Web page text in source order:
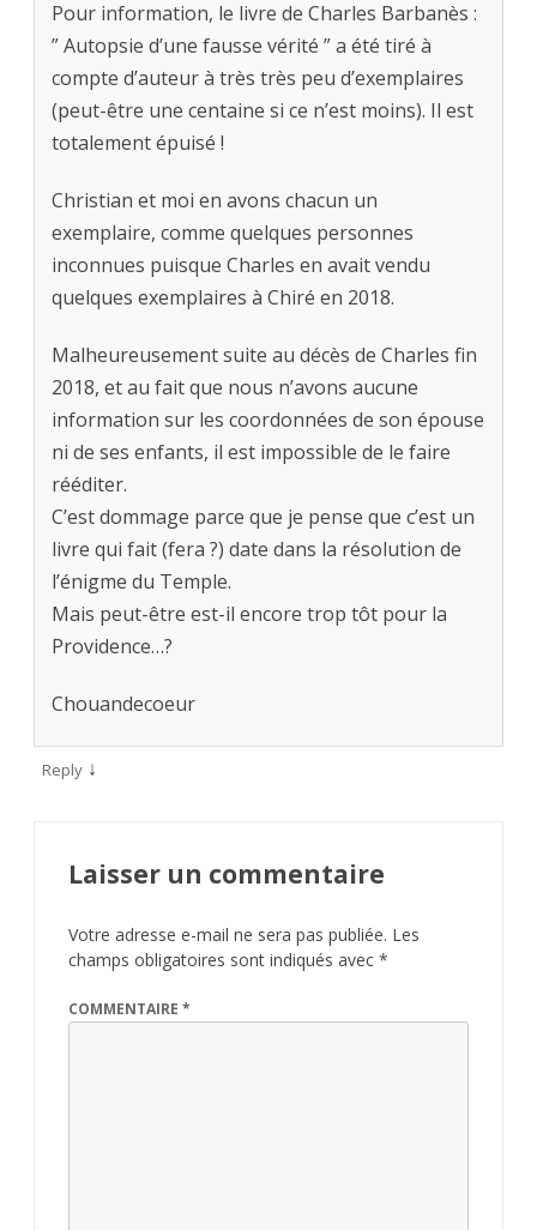
Pour information, le livre de Charles Barbanès :
” Autopsie d’une fausse vérité ” a été tiré à
compte d’auteur à très très peu d’exemplaires
(peut-être une centaine si ce n’est moins). Il est
totalement épuisé !
Christian et moi en avons chacun un
exemplaire, comme quelques personnes
inconnues puisque Charles en avait vendu
quelques exemplaires à Chiré en 2018.
Malheureusement suite au décès de Charles fin
2018, et au fait que nous n’avons aucune
information sur les coordonnées de son épouse
ni de ses enfants, il est impossible de le faire
rééditer.
C’est dommage parce que je pense que c’est un
livre qui fait (fera ?) date dans la résolution de
l’énigme du Temple.
Mais peut-être est-il encore trop tôt pour la
Providence…?
Chouandecoeur
Reply ↓
Laisser un commentaire
Votre adresse e-mail ne sera pas publiée. Les
champs obligatoires sont indiqués avec *
COMMENTAIRE *